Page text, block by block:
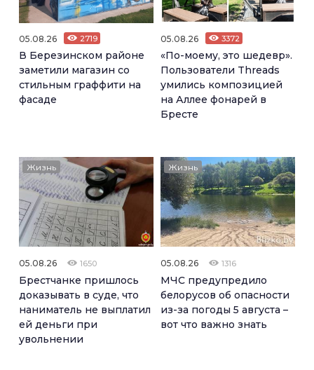
05.08.26 2719
В Березинском районе
заметили магазин со
стильным граффити на
фасаде
05.08.26 3372
«По-моему, это шедевр».
Пользователи Threads
умились композицией
на Аллее фонарей в
Бресте
Жизнь
05.08.26 1650
Брестчанке пришлось
доказывать в суде, что
наниматель не выплатил
ей деньги при
увольнении
Жизнь
05.08.26 1316
МЧС предупредило
белорусов об опасности
из-за погоды 5 августа –
вот что важно знать